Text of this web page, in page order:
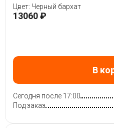
Цвет: Черный бархат
13060 ₽
В
Сегодня после 17:00
Под заказ